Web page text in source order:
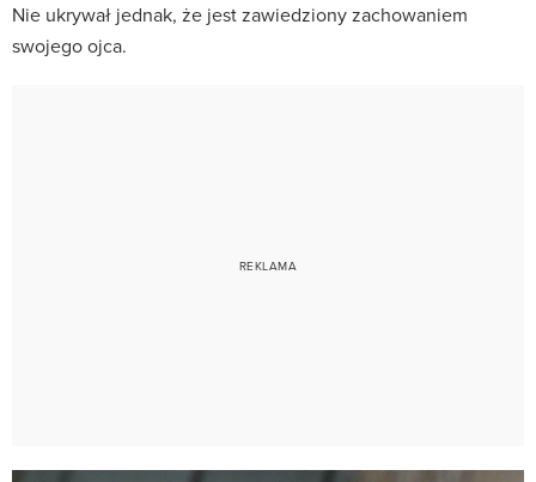
Nie ukrywał jednak, że jest zawiedziony zachowaniem
swojego ojca.